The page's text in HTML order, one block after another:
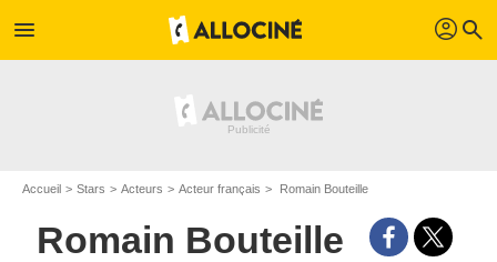
menu profil search
Accueil Stars Acteurs Acteur français Romain Bouteille
Romain Bouteille